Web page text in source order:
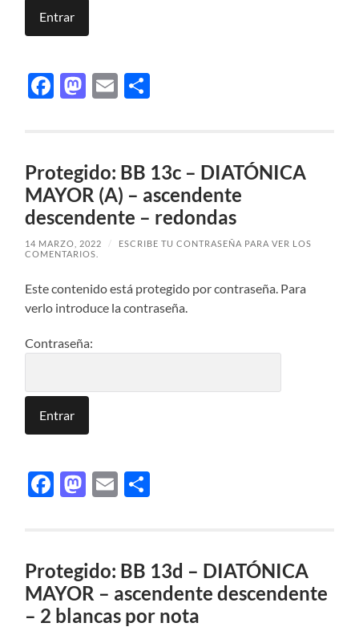
Facebook
Mastodon
Email
Protegido: BB 13c – DIATÓNICA
MAYOR (A) – ascendente
descendente – redondas
14 MARZO, 2022 /
ESCRIBE TU CONTRASEÑA PARA VER LOS
COMENTARIOS.
Este contenido está protegido por contraseña. Para
verlo introduce la contraseña.
Contraseña:
Facebook
Mastodon
Email
Protegido: BB 13d – DIATÓNICA
MAYOR – ascendente descendente
– 2 blancas por nota